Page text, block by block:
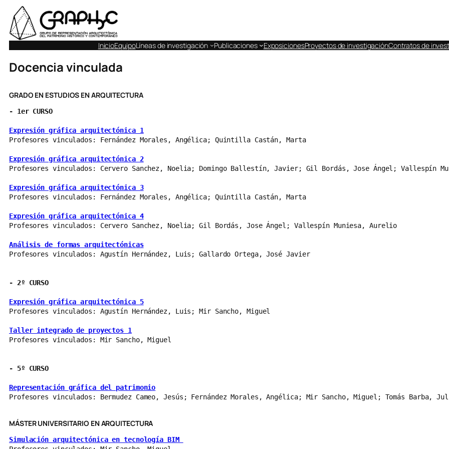
InicioEquipoLíneas de investigación Publicaciones ExposicionesProyectos de investigaciónContratos de
Docencia vinculada
GRADO EN ESTUDIOS EN ARQUITECTURA
- 1er CURSO
Expresión gráfica arquitectónica 1
Profesores vinculados: Fernández Morales, Angélica; Quintilla Castán, Marta
Expresión gráfica arquitectónica 2
Profesores vinculados: Cervero Sanchez, Noelia; Domingo Ballestín, Javier; Gil Bordás, Jose Ángel; Vallespín
Expresión gráfica arquitectónica 3
Profesores vinculados: Fernández Morales, Angélica; Quintilla Castán, Marta
Expresión gráfica arquitectónica 4
Profesores vinculados: Cervero Sanchez, Noelia; Gil Bordás, Jose Ángel; Vallespín Muniesa, Aurelio
Análisis de formas arquitectónicas
Profesores vinculados: Agustín Hernández, Luis; Gallardo Ortega, José Javier
- 2º CURSO
Expresión gráfica arquitectónica 5
Profesores vinculados: Agustín Hernández, Luis; Mir Sancho, Miguel
Taller integrado de proyectos 1
Profesores vinculados: Mir Sancho, Miguel
- 5º CURSO
Representación gráfica del patrimonio
Profesores vinculados: Bermudez Cameo, Jesús; Fernández Morales, Angélica; Mir Sancho, Miguel; Tomás Barba,
MÁSTER UNIVERSITARIO EN ARQUITECTURA
Simulación arquitectónica en tecnología BIM